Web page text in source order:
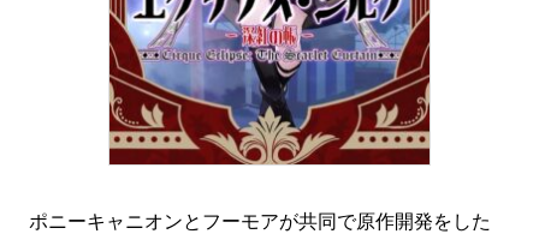
ポニーキャニオンとフーモアが共同で原作開発をした